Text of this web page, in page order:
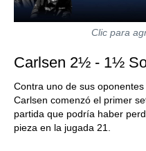
Clic para
Carlsen 2½ - 1½
Contra uno de sus
Carlsen comenzó el primer
partida que podría haber
pieza en la jugada 21.